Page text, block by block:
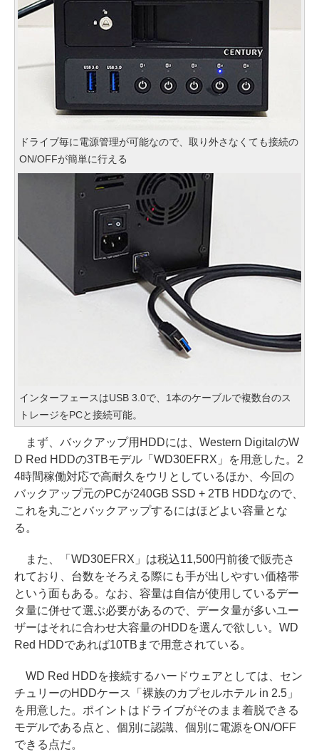
ドライブ毎に電源管理が可能なので、取り外さなくても接続の
ON/OFFが簡単に行える
インターフェースはUSB 3.0で、1本のケーブルで複数台のス
トレージをPCと接続可能。
まず、バックアップ用HDDには、Western DigitalのW
D Red HDDの3TBモデル「WD30EFRX」を用意した。2
4時間稼働対応で高耐久をウリとしているほか、今回の
バックアップ元のPCが240GB SSD + 2TB HDDなので、
これを丸ごとバックアップするにはほどよい容量とな
る。
また、「WD30EFRX」は税込11,500円前後で販売さ
れており、台数をそろえる際にも手が出しやすい価格帯
という面もある。なお、容量は自信が使用しているデー
タ量に併せて選ぶ必要があるので、データ量が多いユー
ザーはそれに合わせ大容量のHDDを選んで欲しい。WD
Red HDDであれば10TBまで用意されている。
WD Red HDDを接続するハードウェアとしては、セン
チュリーのHDDケース「裸族のカプセルホテル in 2.5」
を用意した。ポイントはドライブがそのまま着脱できる
モデルである点と、個別に認識、個別に電源をON/OFF
できる点だ。